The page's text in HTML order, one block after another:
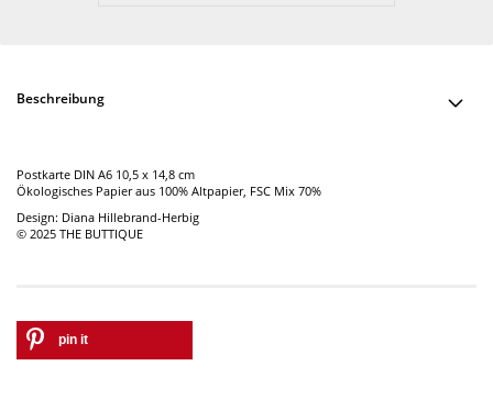
Beschreibung
Postkarte DIN A6 10,5 x 14,8 cm
Ökologisches Papier aus 100% Altpapier, FSC Mix 70%
Design: Diana Hillebrand-Herbig
© 2025 THE BUTTIQUE
pin it